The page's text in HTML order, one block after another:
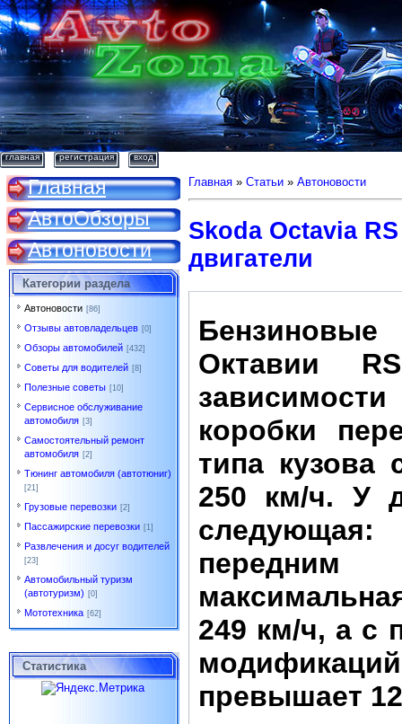
главная регистрация вход
Главная
АвтоОбзоры
Автоновости
Категории раздела
Автоновости [86]
Отзывы автовладельцев [0]
Обзоры автомобилей [432]
Советы для водителей [8]
Полезные советы [10]
Сервисное обслуживание
автомобиля [3]
Самостоятельный ремонт
автомобиля [2]
Тюнинг автомобиля (автотюниг)
[21]
Грузовые перевозки [2]
Пассажирские перевозки [1]
Развлечения и досуг водителей
[23]
Автомобильный туризм
(автотуризм) [0]
Мототехника [62]
Статистика
Главная » Статьи » Автоновости
Skoda Octavia
двигатели
Бензиновые
Октавии
коробки
типа кузова
250 км/ч. У
249 км/ч, а с
превышает